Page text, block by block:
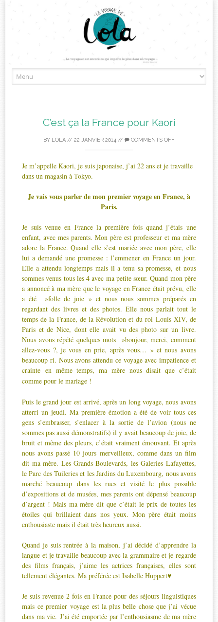
to
C’est ça la France pour Kaori
BY LOLA // 22 JANVIER 2014 // COMMENTS OFF
Je m’appelle Kaori, je suis japonaise, j’ai 22 ans et je travaille
dans un magasin à Tokyo.
Je vais vous parler de mon premier voyage en France, à
Paris.
Je suis venue en France la première fois quand j’étais une
enfant, avec mes parents. Mon père est professeur et ma mère
adore la France. Quand elle s’est mariée avec mon père, elle
lui a demandé une promesse : l’emmener en France un jour.
Elle a attendu longtemps mais il a tenu sa promesse, et nous
sommes venus tous les 4 avec ma petite sœur. Quand mon père
a annoncé à ma mère que le voyage en France était prévu, elle
a été »folle de joie » et nous nous sommes préparés en
regardant des livres et des photos. Elle nous parlait tout le
temps de la France, de la Révolution et du roi Louis XIV, de
Paris et de Nice, dont elle avait vu des photo sur un livre.
Nous avons répété quelques mots »bonjour, merci, comment
allez-vous ?, je vous en prie, après vous… » et nous avons
beaucoup ri. Nous avons attendu ce voyage avec impatience et
crainte en même temps, ma mère nous disait que c’était
comme pour le mariage !
Puis le grand jour est arrivé, après un long voyage, nous avons
atterri un jeudi. Ma première émotion a été de voir tous ces
gens s’embrasser, s’enlacer à la sortie de l’avion (nous ne
sommes pas aussi démonstratifs) il y avait beaucoup de joie, de
bruit et même des pleurs, c’était vraiment émouvant. Et après
nous avons passé 10 jours merveilleux, comme dans un film
dit ma mère. Les Grands Boulevards, les Galeries Lafayettes,
le Parc des Tuileries et les Jardins du Luxembourg, nous avons
marché beaucoup dans les rues et visité le plus possible
d’expositions et de musées, mes parents ont dépensé beaucoup
d’argent ! Mais ma mère dit que c’était le prix de toutes les
étoiles qui brillaient dans nos yeux. Mon père était moins
enthousiaste mais il était très heureux aussi.
Quand je suis rentrée à la maison, j’ai décidé d’apprendre la
langue et je travaille beaucoup avec la grammaire et je regarde
des films français, j’aime les actrices françaises, elles sont
tellement élégantes. Ma préférée est Isabelle Huppert♥
Je suis revenue 2 fois en France pour des séjours linguistiques
mais ce premier voyage est la plus belle chose que j’ai vécue
dans ma vie. J’ai été emportée par l’enthousiasme de ma mère